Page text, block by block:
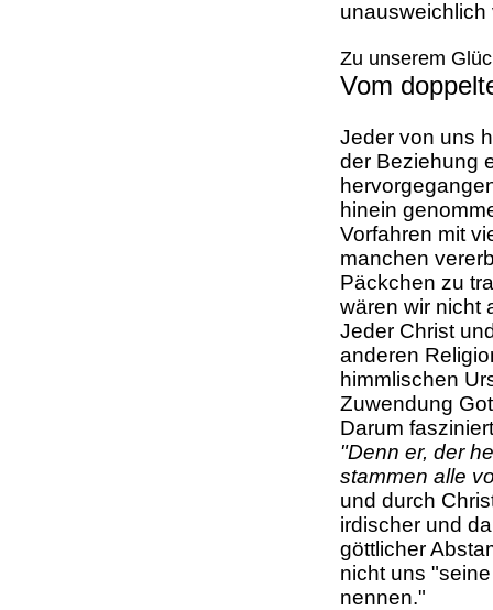
unausweichlich
Zu unserem
Vom
Jeder von uns
der Beziehung
hinein
Vorfahren mit
manchen
Päckchen zu
wären wir nicht
Jeder Christ
anderen
himmlischen
Zuwendung
Darum
"Denn er, der
stammen alle
und durch
irdischer und
göttlicher
nicht uns
nennen."